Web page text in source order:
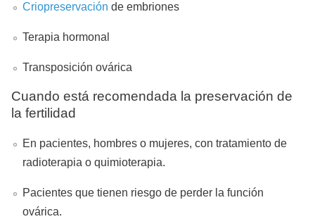
Criopreservación de embriones
Terapia hormonal
Transposición ovárica
Cuando está recomendada la preservación de
la fertilidad
En pacientes, hombres o mujeres, con tratamiento de
radioterapia o quimioterapia.
Pacientes que tienen riesgo de perder la función
ovárica.